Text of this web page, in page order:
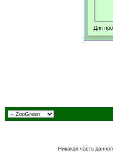
Для
Никакая часть